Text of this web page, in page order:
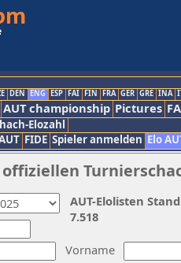
DEN ENG ESP FAI FIN FRA GER GRE INA
AUT championship Pictures
Elozahl
FIDE Spieler anmelden Elo
Vorname
AUT-Elolisten
7.518